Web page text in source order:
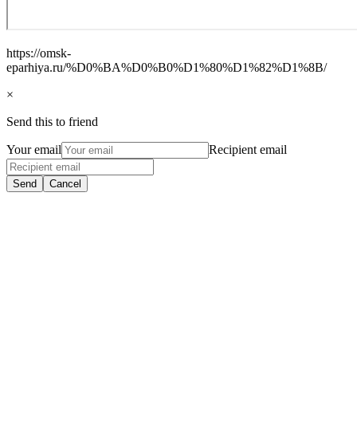
https://omsk-
eparhiya.ru/%D0%BA%D0%B0%D1%80%D1%82%D1%8B/
×
Send this to friend
Your email Recipient email
Send Cancel